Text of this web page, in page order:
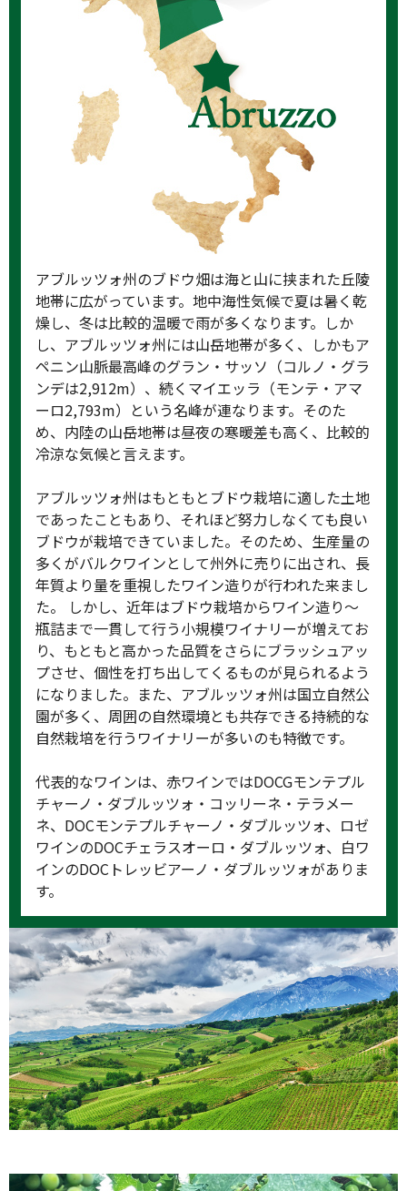
アブルッツォ州のブドウ畑は海と山に挟まれた丘陵
地帯に広がっています。地中海性気候で夏は暑く乾
燥し、冬は比較的温暖で雨が多くなります。しか
し、アブルッツォ州には山岳地帯が多く、しかもア
ペニン山脈最高峰のグラン・サッソ（コルノ・グラ
ンデは2,912m）、続くマイエッラ（モンテ・アマ
ーロ2,793m）という名峰が連なります。そのた
め、内陸の山岳地帯は昼夜の寒暖差も高く、比較的
冷涼な気候と言えます。
アブルッツォ州はもともとブドウ栽培に適した土地
であったこともあり、それほど努力しなくても良い
ブドウが栽培できていました。そのため、生産量の
多くがバルクワインとして州外に売りに出され、長
年質より量を重視したワイン造りが行われた来まし
た。 しかし、近年はブドウ栽培からワイン造り～
瓶詰まで一貫して行う小規模ワイナリーが増えてお
り、もともと高かった品質をさらにブラッシュアッ
プさせ、個性を打ち出してくるものが見られるよう
になりました。また、アブルッツォ州は国立自然公
園が多く、周囲の自然環境とも共存できる持続的な
自然栽培を行うワイナリーが多いのも特徴です。
代表的なワインは、赤ワインではDOCGモンテプル
チャーノ・ダブルッツォ・コッリーネ・テラメー
ネ、DOCモンテプルチャーノ・ダブルッツォ、ロゼ
ワインのDOCチェラスオーロ・ダブルッツォ、白ワ
インのDOCトレッビアーノ・ダブルッツォがありま
す。